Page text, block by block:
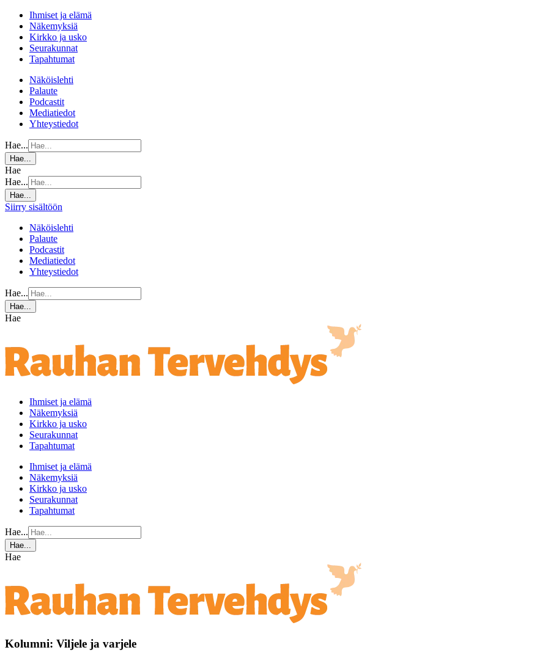
Ihmiset ja elämä
Näkemyksiä
Kirkko ja usko
Seurakunnat
Tapahtumat
Näköislehti
Palaute
Podcastit
Mediatiedot
Yhteystiedot
Hae...
Hae...
Hae
Hae...
Hae...
Siirry sisältöön
Näköislehti
Palaute
Podcastit
Mediatiedot
Yhteystiedot
Hae...
Hae...
Hae
Ihmiset ja elämä
Näkemyksiä
Kirkko ja usko
Seurakunnat
Tapahtumat
Ihmiset ja elämä
Näkemyksiä
Kirkko ja usko
Seurakunnat
Tapahtumat
Hae...
Hae...
Hae
Kolumni: Viljele ja varjele